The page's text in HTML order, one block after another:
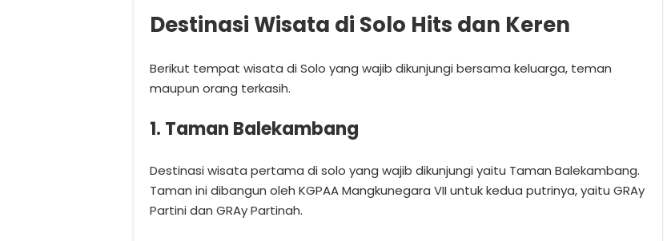
Destinasi Wisata di Solo Hits dan Keren
Berikut tempat wisata di Solo yang wajib dikunjungi bersama keluarga, teman
maupun orang terkasih.
1. Taman Balekambang
Destinasi wisata pertama di solo yang wajib dikunjungi yaitu Taman Balekambang.
Taman ini dibangun oleh KGPAA Mangkunegara VII untuk kedua putrinya, yaitu GRAy
Partini dan GRAy Partinah.